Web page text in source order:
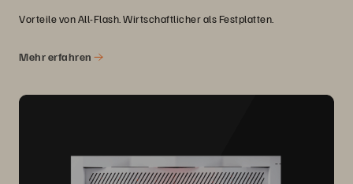
Vorteile von All-Flash. Wirtschaftlicher als Festplatten.
Mehr erfahren